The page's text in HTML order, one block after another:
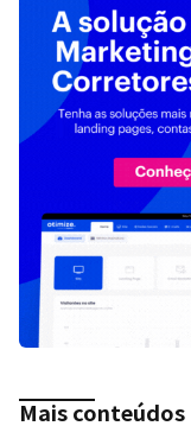
Mais conteúdos